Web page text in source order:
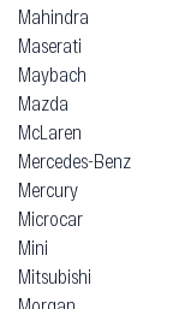
Mahindra
Maserati
Maybach
Mazda
McLaren
Mercedes-Benz
Mercury
Microcar
Mini
Mitsubishi